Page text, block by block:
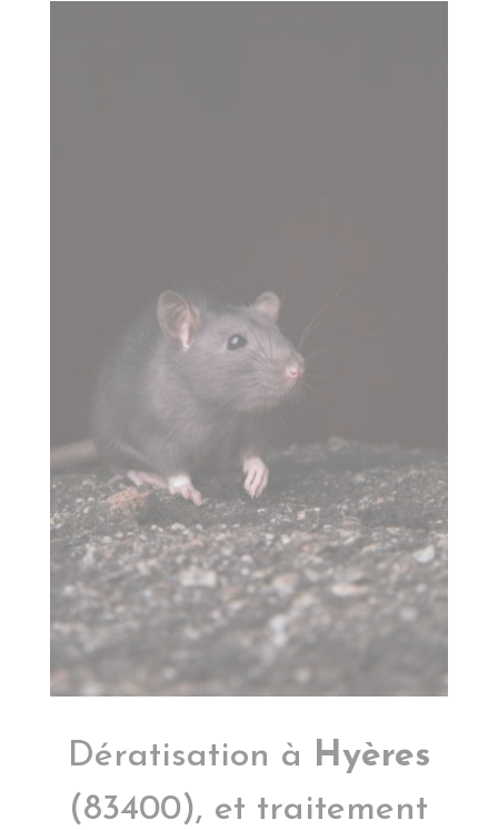
Dératisation à Hyères
(83400), et traitement